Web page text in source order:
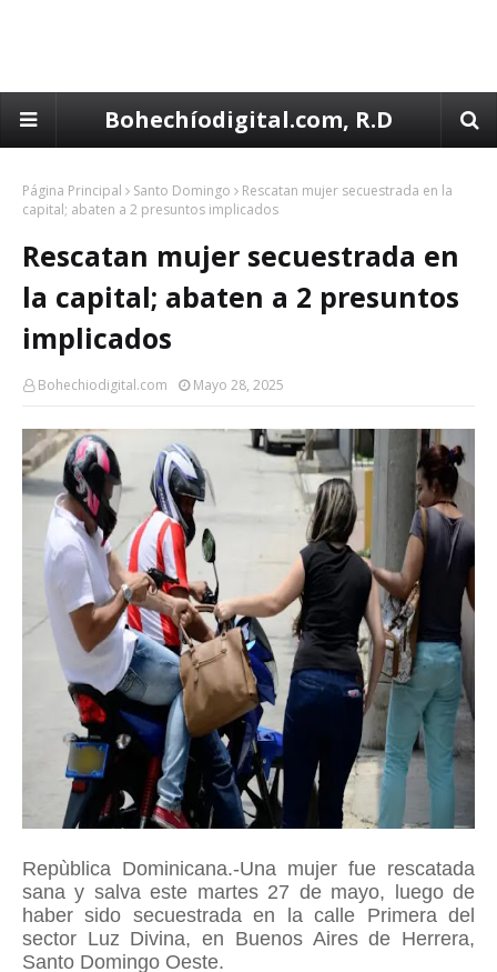
Bohechíodigital.com, R.D
Página Principal Santo Domingo
Rescatan mujer secuestrada en la
capital; abaten a 2 presuntos implicados
Rescatan mujer secuestrada en
la capital; abaten a 2 presuntos
implicados
Bohechiodigital.com Mayo 28, 2025
Repùblica Dominicana.-Una mujer fue rescatada
sana y salva este martes 27 de mayo, luego de
haber sido secuestrada en la calle Primera del
sector Luz Divina, en Buenos Aires de Herrera,
Santo Domingo Oeste.